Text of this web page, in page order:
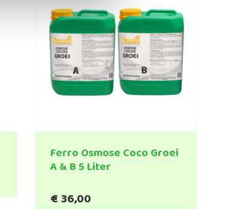
Ferro Osmose Coco Groei
A & B 5 Liter
€36,00